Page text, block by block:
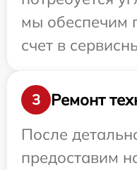
мы обеспечим
счет в
3
Ремонт
После
предоставим